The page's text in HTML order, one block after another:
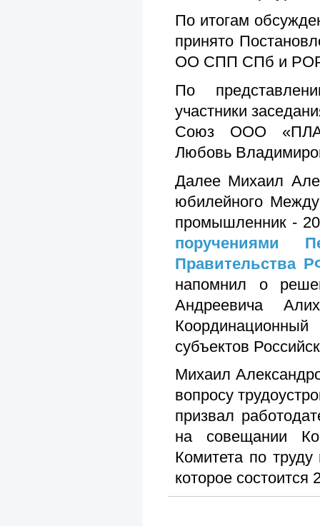
По итогам
принято
ОО СПП СПб и
По
участники
Союз ООО
Любовь
Далее Михаил
юбилейного
промышленник -
поручениями
Правительства
напомнил о
Андреевича
субъектов
Михаил
вопросу
призвал
на совещании
Комитета по труду
которое состоится